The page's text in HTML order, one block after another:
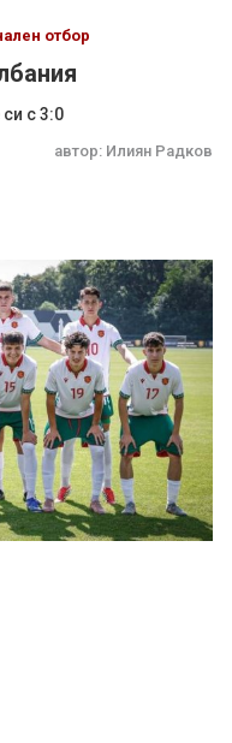
отбор
с 3:0
автор: Илиян Радков